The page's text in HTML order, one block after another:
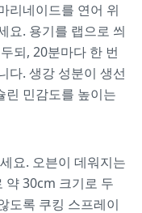
리네이드를 연어 위
요. 용기를 랩으로 씌
되, 20분마다 한 번
다. 생강 성분이 생선
린 민감도를 높이는
요. 오븐이 데워지는
약 30cm 크기로 두
도록 쿠킹 스프레이